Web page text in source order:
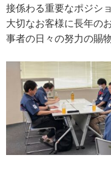
接係わる重要なポジシ
大切なお客様に長年の
事者の日々の努力の賜